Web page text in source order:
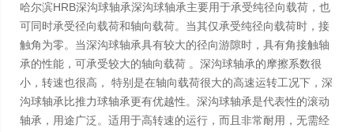
哈尔滨HRB深沟球轴承深沟球轴承主要用于承受纯径向载荷，也
可同时承受径向载荷和轴向载荷。当其仅承受纯径向载荷时，接
触角为零。当深沟球轴承具有较大的径向游隙时，具有角接触轴
承的性能，可承受较大的轴向载荷 。深沟球轴承的摩擦系数很
小，转速也很高， 特别是在轴向载荷很大的高速运转工况下，深
沟球轴承比推力球轴承更有优越性。深沟球轴承是代表性的滚动
轴承，用途广泛。适用于高转速的运行，而且非常耐用，无需经